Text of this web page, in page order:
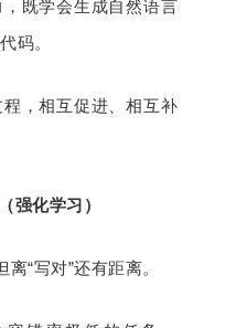
既学会生成自然语言
码。
，相互促进、相互补
强化学习）
“写对”还有距离。